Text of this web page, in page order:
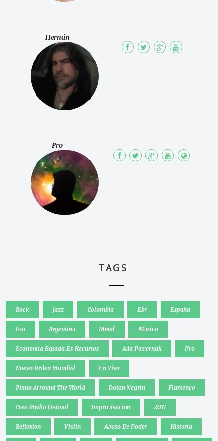
Hernán
Pro
TAGS
Rock Jazz Colombia Ebr España
Usa Argentina Metal Musica
Economia Basada En Recursos Ada Pasternak Pro
Nuevo Orden Mundial En Vivo
Piano Arround The World Dotan Negrin Flamenco
Free Media Festival Improvisacion 2017
Reflexion Violin Abuso De Poder Historia